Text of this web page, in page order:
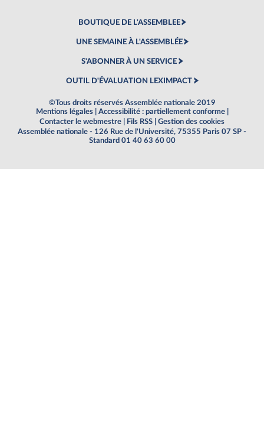
BOUTIQUE DE L'ASSEMBLEE
UNE SEMAINE À L'ASSEMBLÉE
S'ABONNER À UN SERVICE
OUTIL D'ÉVALUATION LEXIMPACT
©Tous droits réservés Assemblée nationale 2019
Mentions légales
Accessibilité : partiellement conforme
Contacter le webmestre
Fils RSS
Gestion des cookies
Assemblée nationale - 126 Rue de l'Université, 75355 Paris 07 SP -
Standard 01 40 63 60 00